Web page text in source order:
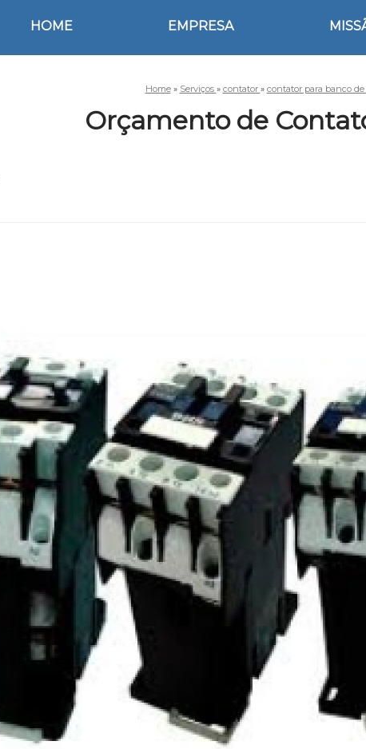
HOME EMPRESA
Home » Serviços » contator » contator para banco
Orçamento de